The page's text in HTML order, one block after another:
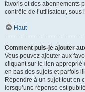
favoris et des abonnements
contrôle de l’utilisateur,
Haut
Comment puis-je ajouter
Vous pouvez ajouter aux
cliquant sur le lien approprié
en bas des sujets et parfois
Répondre à un sujet tout en
lorsqu’une réponse est